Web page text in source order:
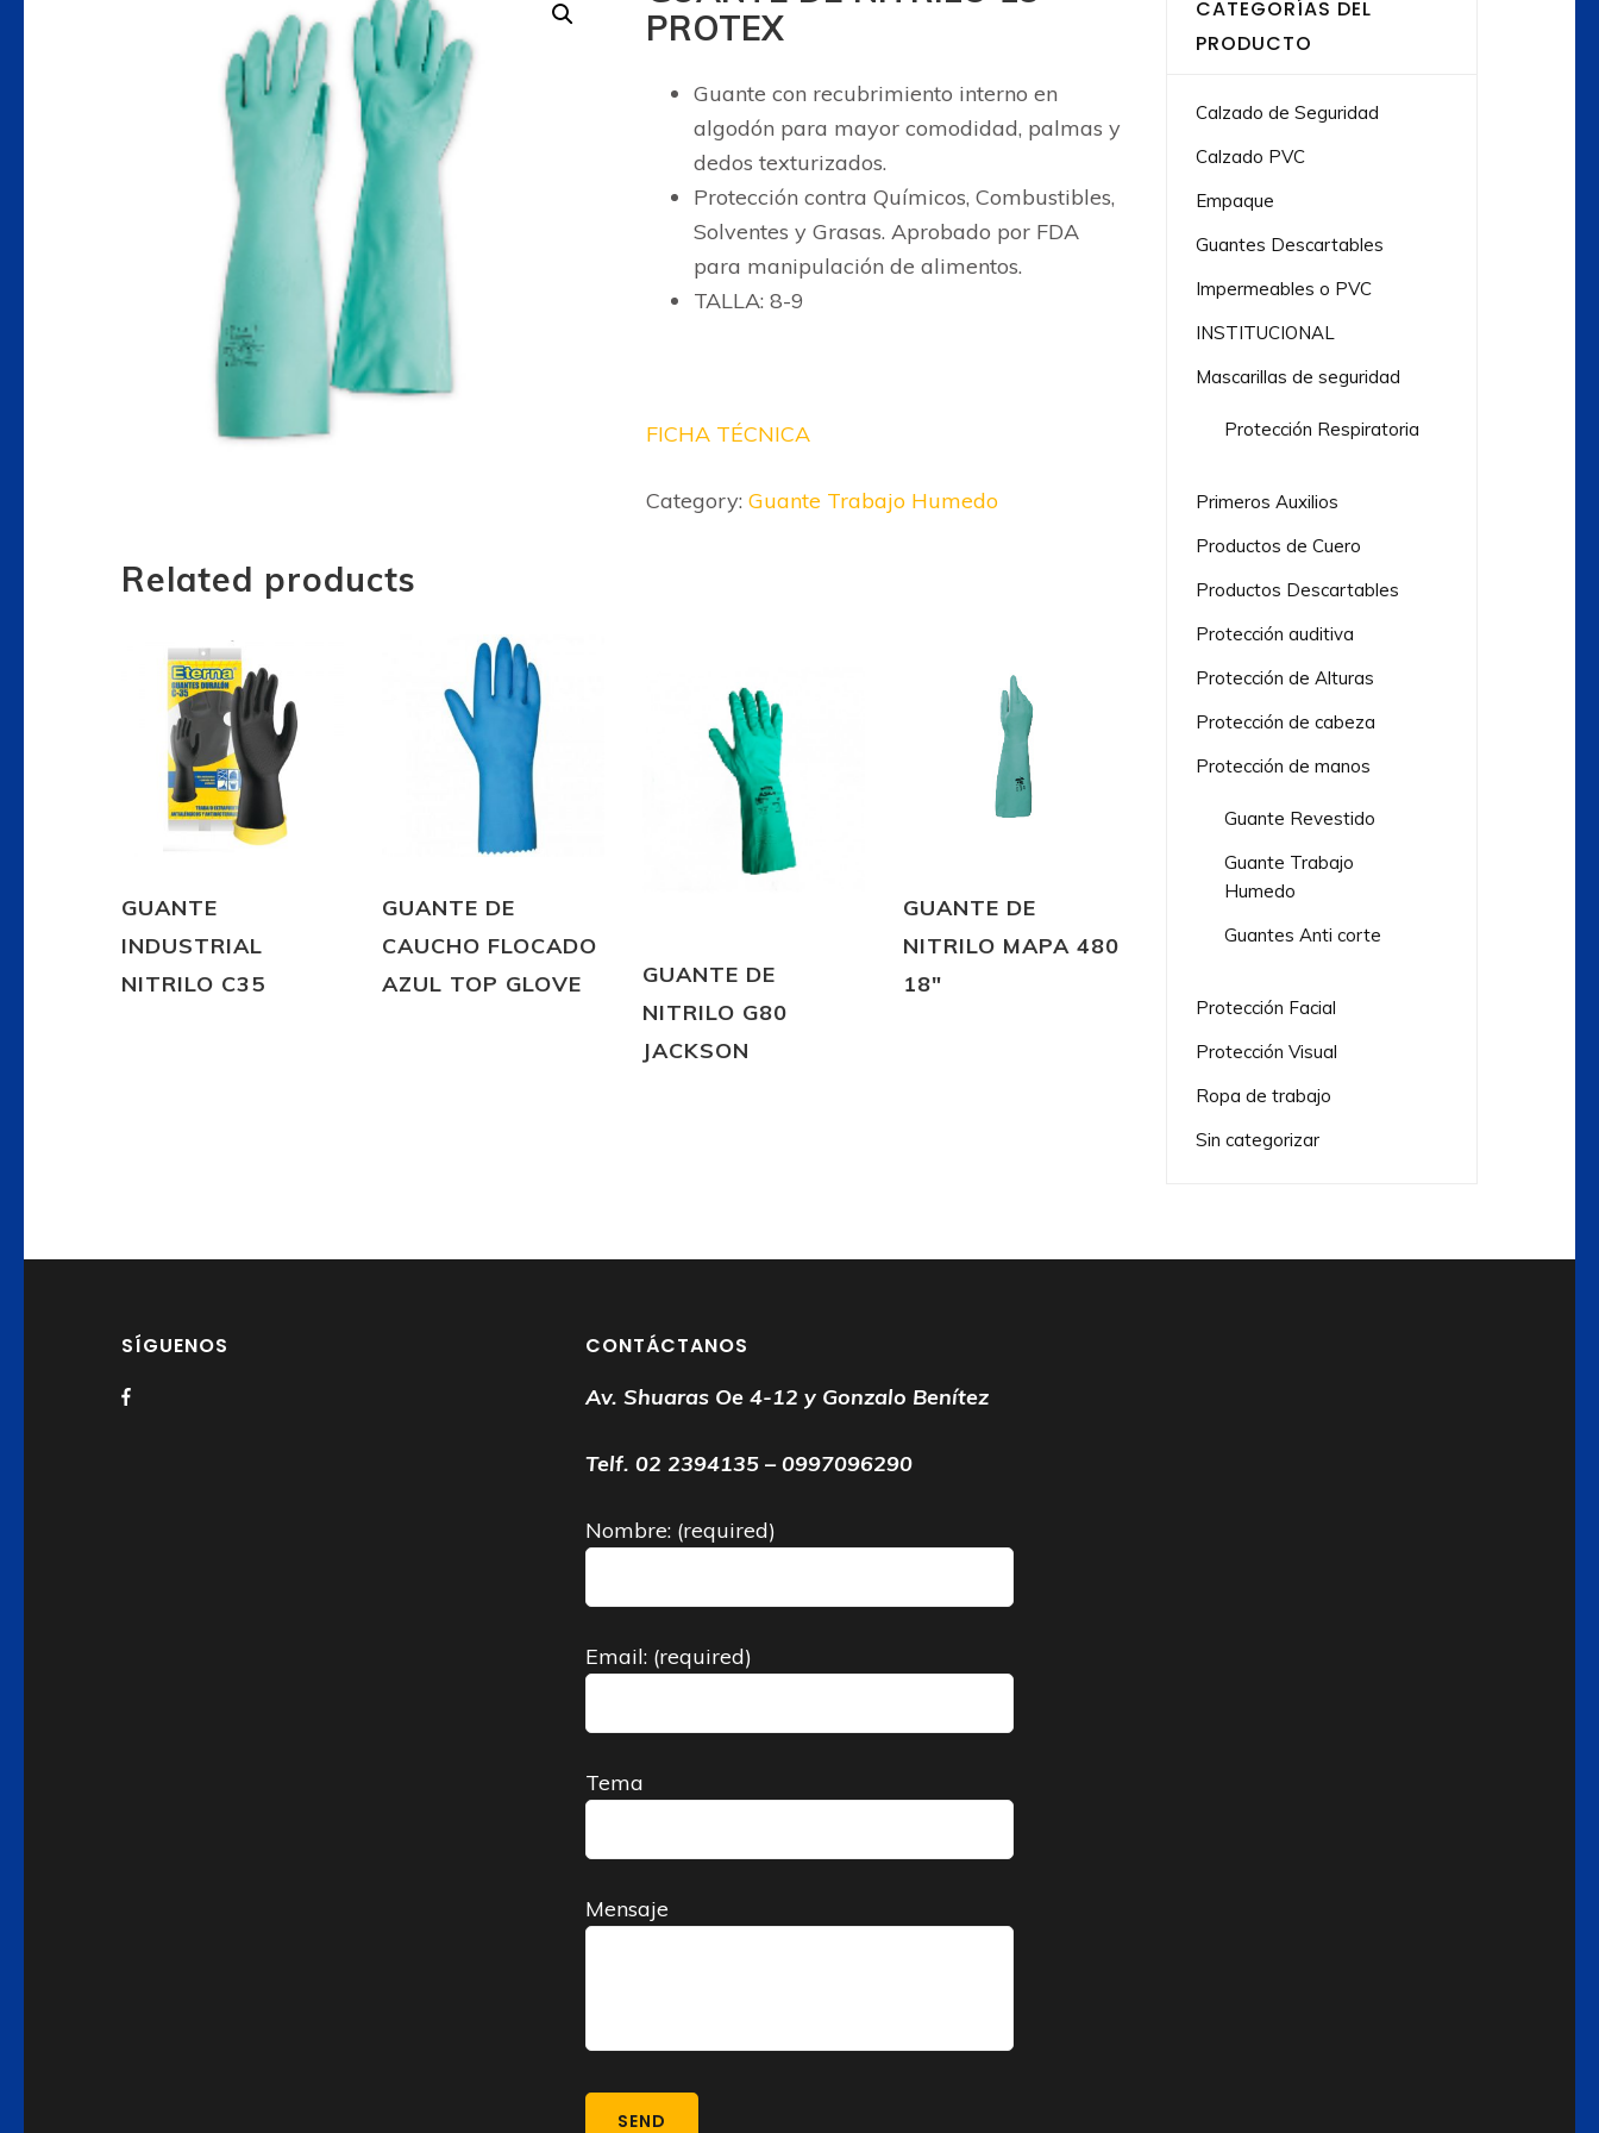
PROTEX
Guante con recubrimiento interno en
algodón para mayor comodidad, palmas y
dedos texturizados.
Protección contra Químicos, Combustibles,
Solventes y Grasas. Aprobado por FDA
para manipulación de alimentos.
TALLA: 8-9
FICHA TÉCNICA
Category: Guante Trabajo Humedo
Related products
GUANTE
INDUSTRIAL
NITRILO C35
GUANTE DE
CAUCHO FLOCADO
AZUL TOP GLOVE
GUANTE DE
NITRILO G80
JACKSON
GUANTE DE
NITRILO MAPA 480
18″
CATEGORÍAS DEL
PRODUCTO
Calzado de Seguridad
Calzado PVC
Empaque
Guantes Descartables
Impermeables o PVC
INSTITUCIONAL
Mascarillas de seguridad
Protección Respiratoria
Primeros Auxilios
Productos de Cuero
Productos Descartables
Protección auditiva
Protección de Alturas
Protección de cabeza
Protección de manos
Guante Revestido
Guante Trabajo
Humedo
Guantes Anti corte
Protección Facial
Protección Visual
Ropa de trabajo
Sin categorizar
SÍGUENOS
CONTÁCTANOS
Av. Shuaras Oe 4-12 y Gonzalo Benítez
Telf. 02 2394135 – 0997096290
Nombre: (required)
Email: (required)
Tema
Mensaje